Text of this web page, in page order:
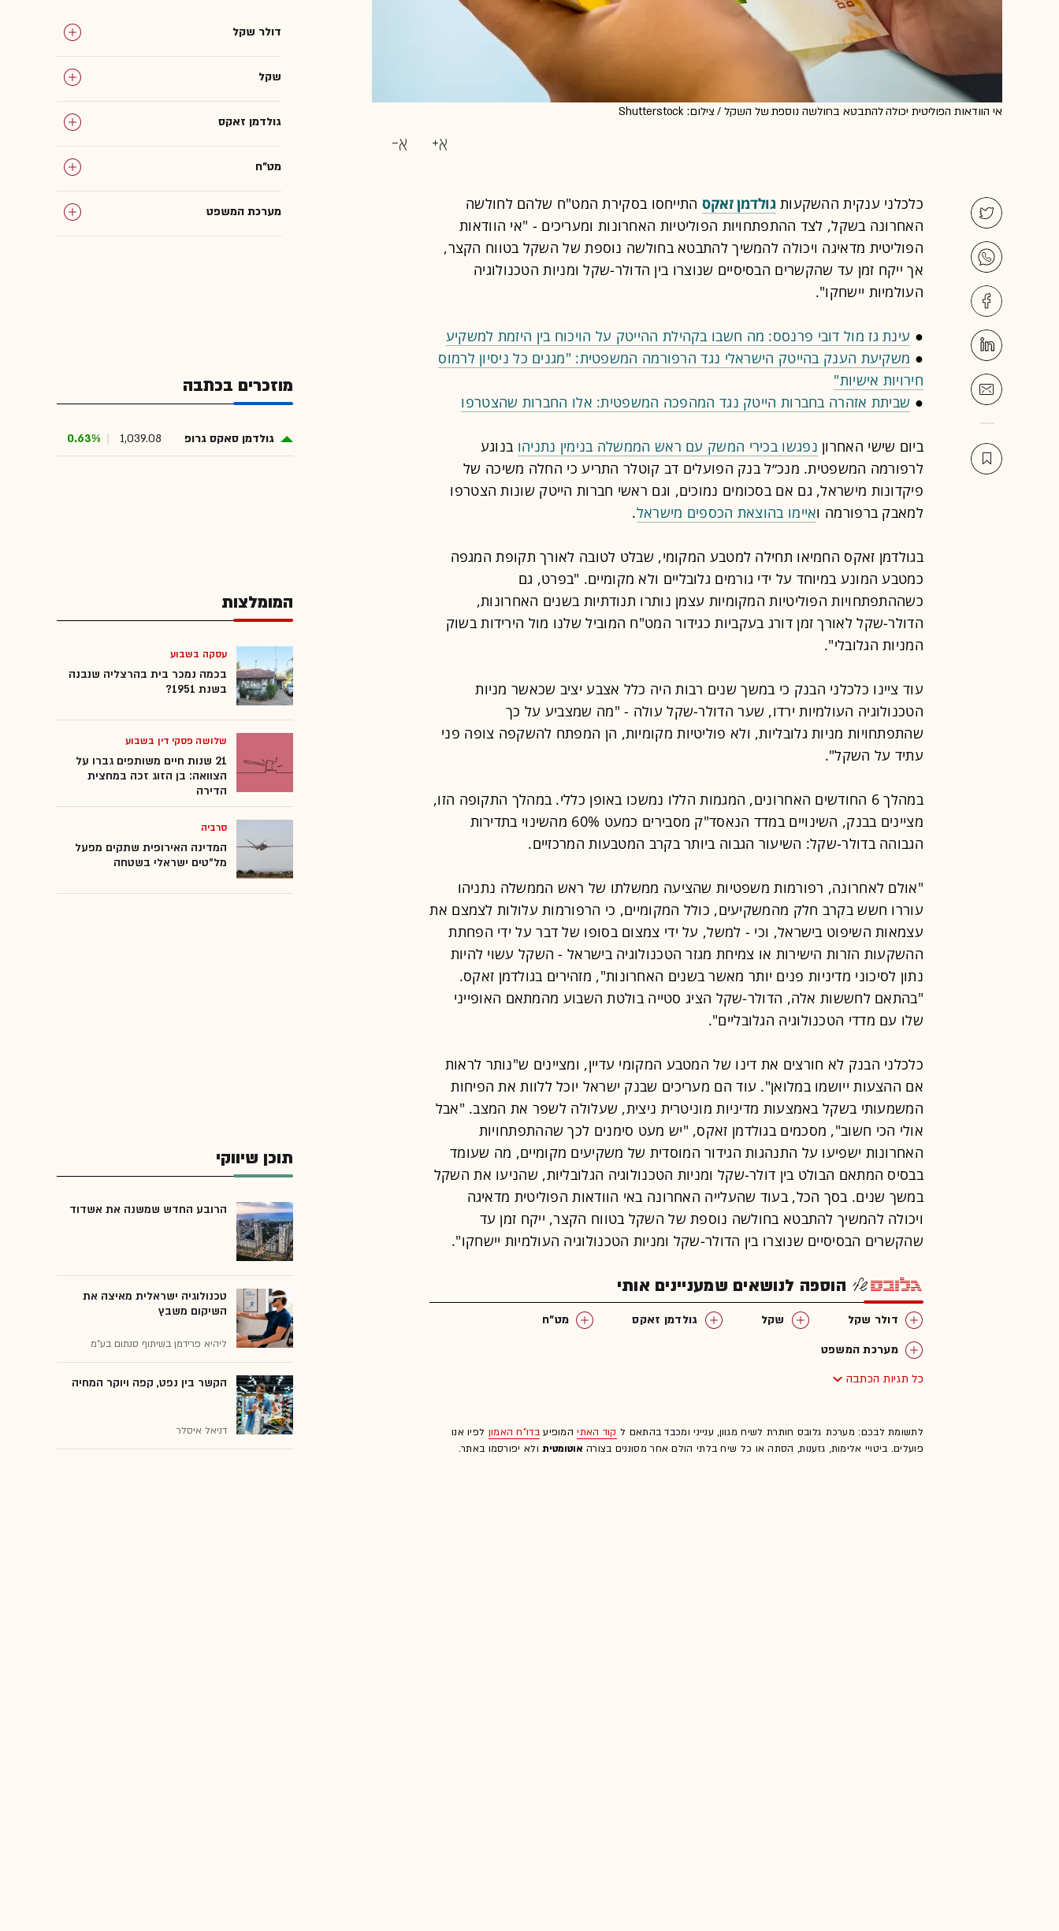
אי הוודאות הפוליטית יכולה להתבטא בחולשה נוספת של השקל / צילום: Shutterstock
כלכלני ענקית ההשקעות גולדמן זאקס התייחסו בסקירת המט"ח שלהם לחולשה
האחרונה בשקל, לצד ההתפתחויות הפוליטיות האחרונות ומעריכים - "אי הוודאות
הפוליטית מדאיגה ויכולה להמשיך להתבטא בחולשה נוספת של השקל בטווח הקצר,
אך ייקח זמן עד שהקשרים הבסיסיים שנוצרו בין הדולר-שקל ומניות הטכנולוגיה
העולמיות יישחקו".
● עינת גז מול דובי פרנסס: מה חשבו בקהילת ההייטק על הויכוח בין היזמת למשקיע
● משקיעת הענק בהייטק הישראלי נגד הרפורמה המשפטית: "מגנים כל ניסיון לרמוס
חירויות אישיות"
● שביתת אזהרה בחברות הייטק נגד המהפכה המשפטית: אלו החברות שהצטרפו
ביום שישי האחרון נפגשו בכירי המשק עם ראש הממשלה בנימין נתניהו בנוגע
לרפורמה המשפטית. מנכ״ל בנק הפועלים דב קוטלר התריע כי החלה משיכה של
פיקדונות מישראל, גם אם בסכומים נמוכים, וגם ראשי חברות הייטק שונות הצטרפו
למאבק ברפורמה ואיימו בהוצאת הכספים מישראל.
בגולדמן זאקס החמיאו תחילה למטבע המקומי, שבלט לטובה לאורך תקופת המגפה
כמטבע המונע במיוחד על ידי גורמים גלובליים ולא מקומיים. "בפרט, גם
כשההתפתחויות הפוליטיות המקומיות עצמן נותרו תנודתיות בשנים האחרונות,
הדולר-שקל לאורך זמן דורג בעקביות כגידור המט"ח המוביל שלנו מול הירידות בשוק
המניות הגלובלי".
עוד ציינו כלכלני הבנק כי במשך שנים רבות היה כלל אצבע יציב שכאשר מניות
הטכנולוגיה העולמיות ירדו, שער הדולר-שקל עולה - "מה שמצביע על כך
שהתפתחויות מניות גלובליות, ולא פוליטיות מקומיות, הן המפתח להשקפה צופה פני
עתיד על השקל".
במהלך 6 החודשים האחרונים, המגמות הללו נמשכו באופן כללי. במהלך התקופה הזו,
מציינים בבנק, השינויים במדד הנאסד"ק מסבירים כמעט 60% מהשינוי בתדירות
הגבוהה בדולר-שקל: השיעור הגבוה ביותר בקרב המטבעות המרכזיים.
"אולם לאחרונה, רפורמות משפטיות שהציעה ממשלתו של ראש הממשלה נתניהו
עוררו חשש בקרב חלק מהמשקיעים, כולל המקומיים, כי הרפורמות עלולות לצמצם את
עצמאות השיפוט בישראל, וכי - למשל, על ידי צמצום בסופו של דבר על ידי הפחתת
ההשקעות הזרות הישירות או צמיחת מגזר הטכנולוגיה בישראל - השקל עשוי להיות
נתון לסיכוני מדיניות פנים יותר מאשר בשנים האחרונות", מזהירים בגולדמן זאקס.
"בהתאם לחששות אלה, הדולר-שקל הציג סטייה בולטת השבוע מהמתאם האופייני
שלו עם מדדי הטכנולוגיה הגלובליים".
כלכלני הבנק לא חורצים את דינו של המטבע המקומי עדיין, ומציינים ש"נותר לראות
אם ההצעות ייושמו במלואן". עוד הם מעריכים שבנק ישראל יוכל ללוות את הפיחות
המשמעותי בשקל באמצעות מדיניות מוניטרית ניצית, שעלולה לשפר את המצב. "אבל
אולי הכי חשוב", מסכמים בגולדמן זאקס, "יש מעט סימנים לכך שההתפתחויות
האחרונות ישפיעו על התנהגות הגידור המוסדית של משקיעים מקומיים, מה שעומד
בבסיס המתאם הבולט בין דולר-שקל ומניות הטכנולוגיה הגלובליות, שהניעו את השקל
במשך שנים. בסך הכל, בעוד שהעלייה האחרונה באי הוודאות הפוליטית מדאיגה
ויכולה להמשיך להתבטא בחולשה נוספת של השקל בטווח הקצר, ייקח זמן עד
שהקשרים הבסיסיים שנוצרו בין הדולר-שקל ומניות הטכנולוגיה העולמיות יישחקו".
הוספה לנושאים שמעניינים אותי
דולר שקל שקל גולדמן זאקס
מט"ח
מערכת המשפט
כל תגיות הכתבה
לתשומת לבכם: מערכת גלובס חותרת לשיח מגוון, ענייני ומכבד בהתאם ל קוד האתיהמופיעבדו"ח האמון לפיו אנו
פועלים. ביטויי אלימות, גזענות, הסתה או כל שיח בלתי הולם אחר מסוננים בצורה אוטומטיתולא יפורסמו באתר.
דולר שקל
שקל
גולדמן זאקס
מט"ח
מערכת המשפט
מוזכרים בכתבה
גולדמן סאקס גרופ 1,039.08
0.63%
המומלצות
עסקה בשבוע
בכמה נמכר בית בהרצליה שנבנה
בשנת 1951?
שלושה פסקי דין בשבוע
21 שנות חיים משותפים גברו על
הצוואה: בן הזוג זכה במחצית
הדירה
סרביה
המדינה האירופית שתקים מפעל
מל"טים ישראלי בשטחה
תוכן שיווקי
הרובע החדש שמשנה את אשדוד
טכנולוגיה ישראלית מאיצה את
השיקום משבץ
ליהיא פרידמן בשיתוף סנתום בע"מ
הקשר בין נפט, קפה ויוקר המחיה
דניאל איסלר